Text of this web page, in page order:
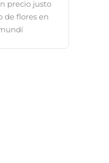
precio justo
de flores en